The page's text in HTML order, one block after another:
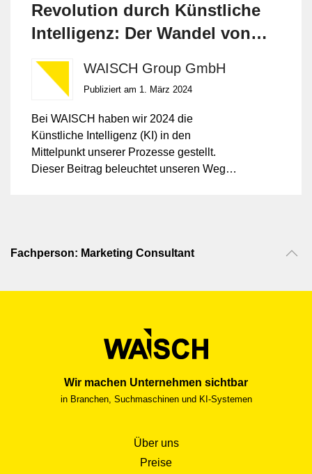
Revolution durch Künstliche
Intelligenz: Der Wandel von
WAISCH
WAISCH Group GmbH
Publiziert am 1. März 2024
Bei WAISCH haben wir 2024 die
Künstliche Intelligenz (KI) in den
Mittelpunkt unserer Prozesse gestellt.
Dieser Beitrag beleuchtet unseren Weg
Fachperson: Marketing Consultant
Wir machen Unternehmen sichtbar
in Branchen, Suchmaschinen und KI-Systemen
Über uns
Preise